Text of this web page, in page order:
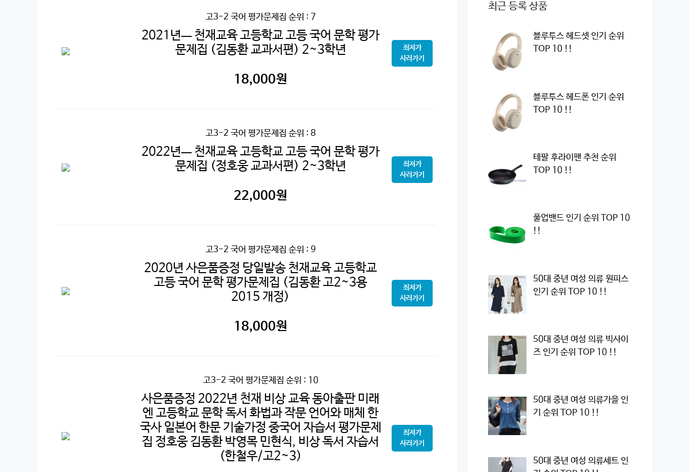
고3-2 국어 평가문제집 순위 : 7
2021년ㅡ 천재교육 고등학교 고등 국어 문학 평가
문제집 (김동환 교과서편) 2~3학년
18,000원
최저가
사러가기
고3-2 국어 평가문제집 순위 : 8
2022년ㅡ 천재교육 고등학교 고등 국어 문학 평가
문제집 (정호웅 교과서편) 2~3학년
22,000원
최저가
사러가기
고3-2 국어 평가문제집 순위 : 9
2020년 사은품증정 당일발송 천재교육 고등학교
고등 국어 문학 평가문제집 (김동환 고2~3용
2015 개정)
18,000원
최저가
사러가기
고3-2 국어 평가문제집 순위 : 10
사은품증정 2022년 천재 비상 교육 동아출판 미래
엔 고등학교 문학 독서 화법과 작문 언어와 매체 한
국사 일본어 한문 기술가정 중국어 자습서 평가문제
집 정호웅 김동환 박영목 민현식, 비상 독서 자습서
(한철우/고2~3)
최저가
사러가기
최근 등록 상품
블루투스 헤드셋 인기 순위
TOP 10 !!
블루투스 헤드폰 인기 순위
TOP 10 !!
테팔 후라이팬 추천 순위
TOP 10 !!
풀업밴드 인기 순위 TOP 10
!!
50대 중년 여성 의류 원피스
인기 순위 TOP 10 !!
50대 중년 여성 의류 빅사이
즈 인기 순위 TOP 10 !!
50대 중년 여성 의류가을 인
기 순위 TOP 10 !!
50대 중년 여성 의류세트 인